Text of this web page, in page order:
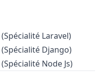
Laravel)
Django)
Node Js)